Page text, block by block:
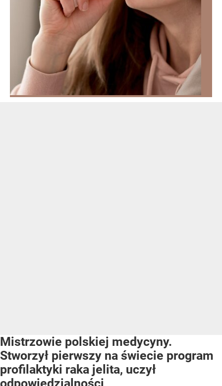
Mistrzowie polskiej medycyny.
Stworzył pierwszy na świecie program
profilaktyki raka jelita, uczył